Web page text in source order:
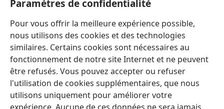
Paramètres de confidentialité
Pour vous offrir la meilleure expérience possible,
nous utilisons des cookies et des technologies
similaires. Certains cookies sont nécessaires au
fonctionnement de notre site Internet et ne peuvent
être refusés. Vous pouvez accepter ou refuser
l'utilisation de cookies supplémentaires, que nous
utilisons uniquement pour améliorer votre